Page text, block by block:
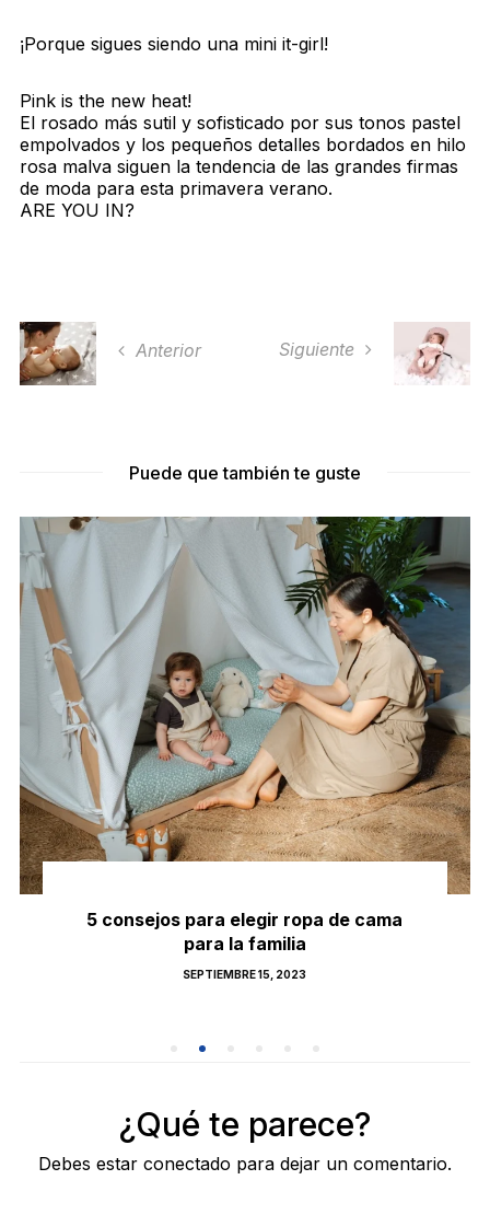
¡Porque sigues siendo una mini it-girl!
Pink is the new heat!
El rosado más sutil y sofisticado por sus tonos pastel
empolvados y los pequeños detalles bordados en hilo
rosa malva siguen la tendencia de las grandes firmas
de moda para esta primavera verano.
ARE YOU IN?
Anterior Siguiente
Puede que también te guste
5 consejos para elegir ropa de cama
para la familia
POSTED
SEPTIEMBRE 15, 2023
¿Qué te parece?
Debes estar conectado para dejar un comentario.